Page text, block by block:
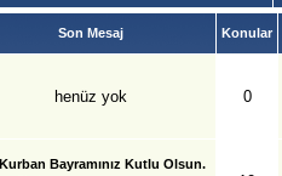
Son Mesaj Konular
henüz yok 0
Kurban Bayramınız Kutlu Olsun.